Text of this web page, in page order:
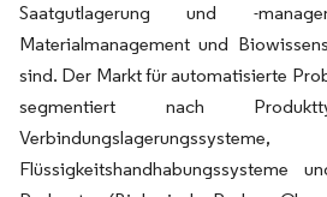
Saatgutlagerung und -
Materialmanagement und
sind. Der Markt für automatisierte
segmentiert nach
Flüssigkeitshandhabungssysteme